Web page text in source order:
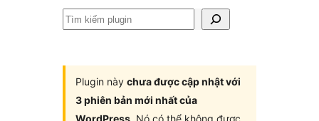
Tìm
Plugin này chưa được cập nhật với
3 phiên bản mới nhất của
WordPress. Nó có thể không được